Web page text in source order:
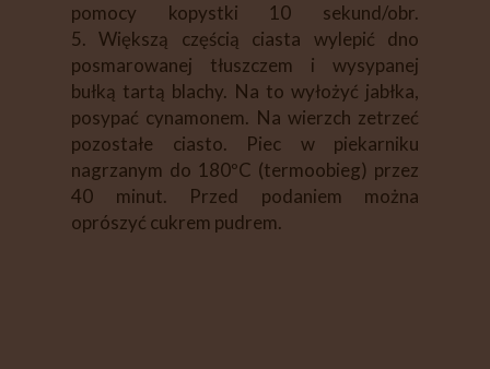
pomocy kopystki 10 sekund/obr.
5. Większą częścią ciasta wylepić dno
posmarowanej tłuszczem i wysypanej
bułką tartą blachy. Na to wyłożyć jabłka,
posypać cynamonem. Na wierzch zetrzeć
pozostałe ciasto. Piec w piekarniku
nagrzanym do 180ºC (termoobieg) przez
40 minut. Przed podaniem można
oprószyć cukrem pudrem.